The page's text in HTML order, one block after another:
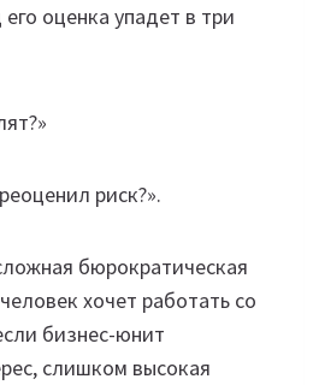
оценка упадет в три
риск?».
бюрократическая
хочет работать со
бизнес-юнит
слишком высокая